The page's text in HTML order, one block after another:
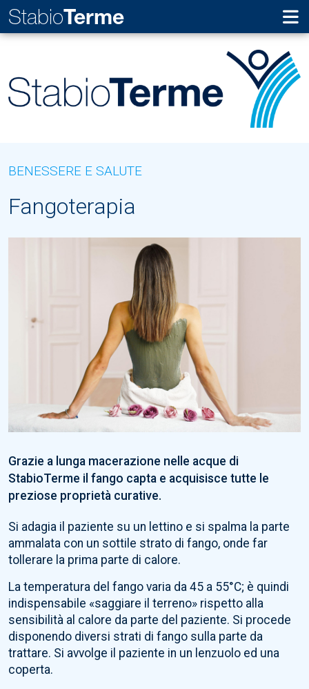
Stabio Terme
BENESSERE E SALUTE
Fangoterapia
Grazie a lunga macerazione nelle acque di
StabioTerme il fango capta e acquisisce tutte le
preziose proprietà curative.
Si adagia il paziente su un lettino e si spalma la parte
ammalata con un sottile strato di fango, onde far
tollerare la prima parte di calore.
La temperatura del fango varia da 45 a 55°C; è quindi
indispensabile «saggiare il terreno» rispetto alla
sensibilità al calore da parte del paziente. Si procede
disponendo diversi strati di fango sulla parte da
trattare. Si avvolge il paziente in un lenzuolo ed una
coperta.